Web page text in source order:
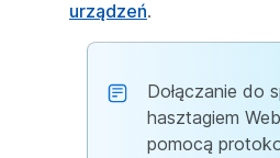
urządzeń.
Dołączanie do
hasztagiem
pomocą